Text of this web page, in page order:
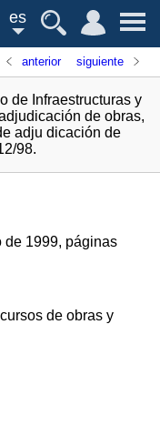
es
anterior siguiente
de Infraestructuras y
de obras,
adju dicación de
98.
de 1999, páginas
de obras y